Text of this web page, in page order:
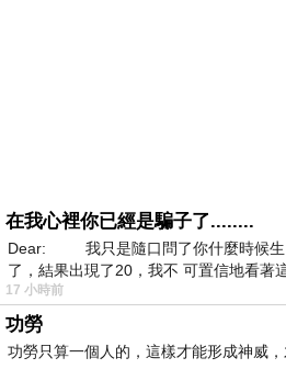
在我心裡你已經是騙子了........
Dear: 我只是隨口問了你什麼時候生
了，結果出現了20，我不 可置信地看著
17 小時前
功勞
功勞只算一個人的，這樣才能形成神威，